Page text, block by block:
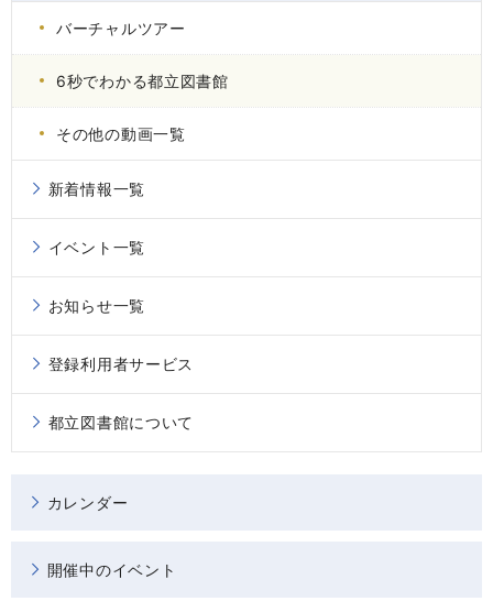
バーチャルツアー
6秒でわかる都立図書館
その他の動画一覧
新着情報一覧
イベント一覧
お知らせ一覧
登録利用者サービス
都立図書館について
カレンダー
開催中のイベント